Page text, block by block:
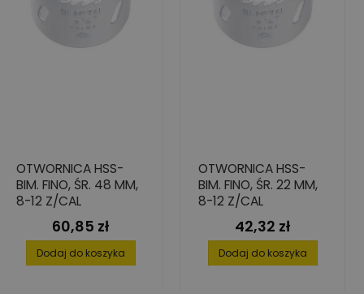
OTWORNICA HSS-
BIM. FINO, ŚR. 48 MM,
8-12 Z/CAL
Cena
60,85 zł
Dodaj do koszyka
OTWORNICA HSS-
BIM. FINO, ŚR. 22 MM,
8-12 Z/CAL
Cena
42,32 zł
Dodaj do koszyka